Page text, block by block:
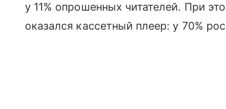
у 11% опрошенных читателей. При
оказался кассетный плеер: у 70%